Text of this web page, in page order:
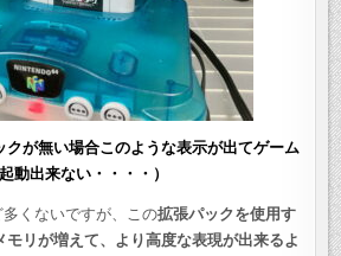
クが無い場合このような表示が出てゲーム
動出来ない・・・・）
くないですが、この拡張パックを使用す
リが増えて、より高度な表現が出来るよ